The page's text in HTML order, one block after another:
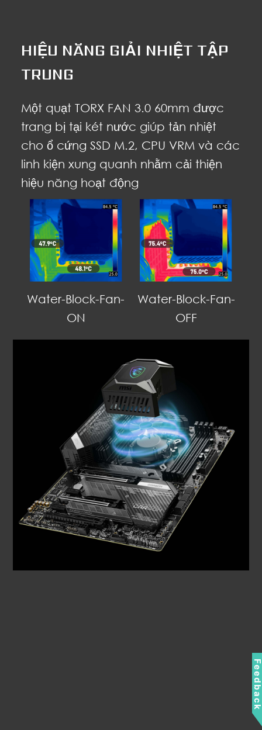
HIỆU NĂNG GIẢI NHIỆT TẬP
TRUNG
Một quạt TORX FAN 3.0 60mm được
trang bị tại két nước giúp tản nhiệt
cho ổ cứng SSD M.2, CPU VRM và các
linh kiện xung quanh nhằm cải thiện
hiệu năng hoạt động
Water-Block-Fan-
ON
Water-Block-Fan-
OFF